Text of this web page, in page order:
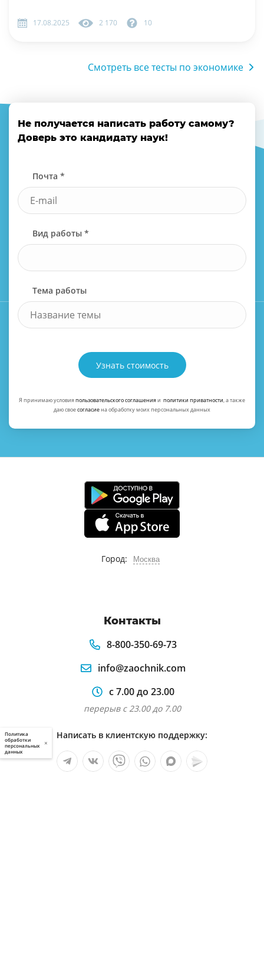
17.08.2025 2 170 10
Смотреть все тесты по экономике
Не получается написать работу самому?
Доверь это кандидату наук!
Почта *
Вид работы *
Тема работы
Узнать стоимость
Я принимаю условияпользовательского соглашенияи политики приватности, а также
даю своесогласиена обработку моих персональных данных
Город: Москва
Контакты
8-800-350-69-73
info@zaochnik.com
с 7.00 до 23.00
перерыв с 23.00 до 7.00
Написать в клиентскую поддержку:
Политика
обработки
персональных
данных
×